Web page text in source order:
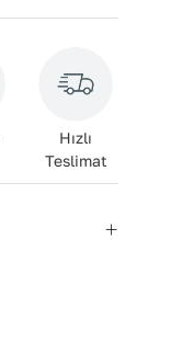
Hızlı
Teslimat